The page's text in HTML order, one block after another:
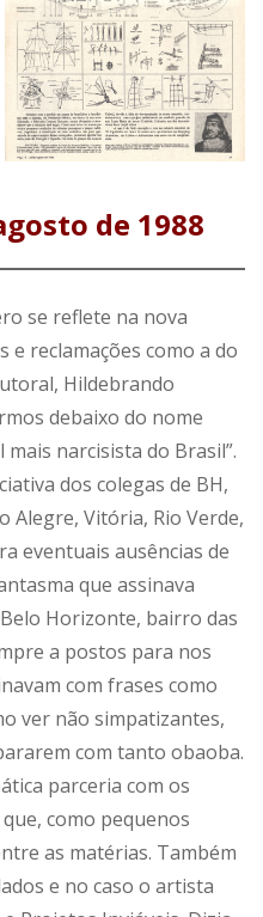
de 1988
se reflete na nova
e reclamações como a do
Hildebrando
debaixo do nome
narcisista do Brasil”.
dos colegas de BH,
Alegre, Vitória, Rio Verde,
eventuais ausências de
que assinava
Horizonte, bairro das
a postos para nos
com frases como
ver não simpatizantes,
com tanto obaoba.
parceria com os
que, como pequenos
as matérias. Também
e no caso o artista